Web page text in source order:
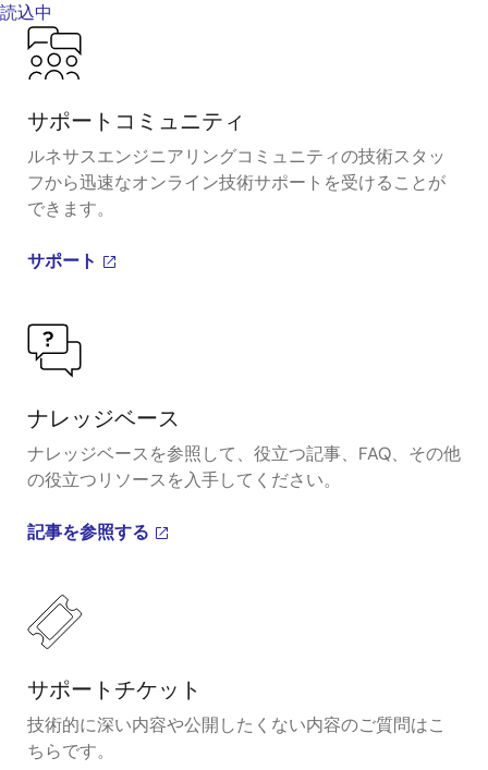
読込中
サポートコミュニティ
ルネサスエンジニアリングコミュニティの技術スタッ
フから迅速なオンライン技術サポートを受けることが
できます。
サポート
ナレッジベース
ナレッジベースを参照して、役立つ記事、FAQ、その他
の役立つリソースを入手してください。
記事を参照する
サポートチケット
技術的に深い内容や公開したくない内容のご質問はこ
ちらです。